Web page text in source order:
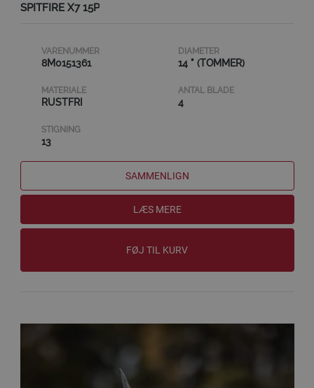
SPITFIRE X7 15P
VARENUMMER
8M0151361
DIAMETER
14 " (TOMMER)
MATERIALE
RUSTFRI
ANTAL BLADE
4
STIGNING
13
SAMMENLIGN
LÆS MERE
FØJ TIL KURV